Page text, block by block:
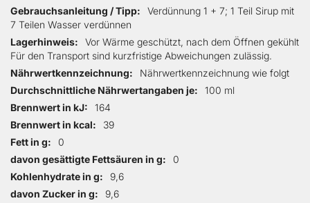
Gebrauchsanleitung / Tipp
Verdünnung 1 + 7; 1 Teil Sirup mit
7 Teilen Wasser verdünnen
Lagerhinweis
Vor Wärme geschützt, nach dem Öffnen gekühlt
Für den Transport sind kurzfristige Abweichungen zulässig.
Nährwertkennzeichnung
Nährwertkennzeichnung wie folgt
Durchschnittliche Nährwertangaben je
100 ml
Brennwert in kJ
164
Brennwert in kcal
39
Fett in g
0
davon gesättigte Fettsäuren in g
0
Kohlenhydrate in g
9,6
davon Zucker in g
9,6